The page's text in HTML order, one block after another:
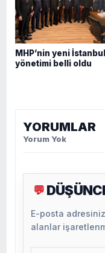
MHP’nin yeni İstanbul
yönetimi belli oldu
YORUMLAR
Yorum Yok
💬
E-posta
alanlar